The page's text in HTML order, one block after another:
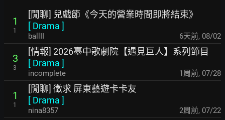
1
1
[閒聊] 兒戲節《今天的營業時間即將結束》
[ Drama ]
ballII 6天前, 08/02
3
3
[情報] 2026臺中歌劇院【遇見巨人】系列節目
[ Drama ]
incomplete 1周前, 07/28
1
1
[閒聊] 徵求 屏東藝遊卡卡友
[ Drama ]
nina8357 2周前, 07/22